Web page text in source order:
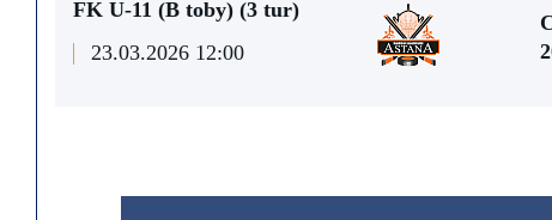
FK U-11 (В toby) (3 tur)
23.03.2026 12:00